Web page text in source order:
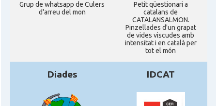
Grup de whatsapp de Culers
d'arreu del mon
Petit qüestionari a
catalans de
CATALANSALMON.
Pinzellades d'un grapat
de vides viscudes amb
intensitat i en català per
tot el món
Diades IDCAT